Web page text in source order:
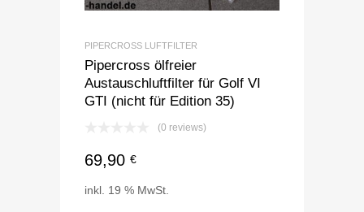
PIPERCROSS LUFTFILTER
Pipercross ölfreier
Austauschluftfilter für Golf VI
GTI (nicht für Edition 35)
(0 reviews)
69,90 €
inkl. 19 % MwSt.